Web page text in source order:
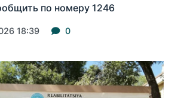
по номеру 1246
18:39 0